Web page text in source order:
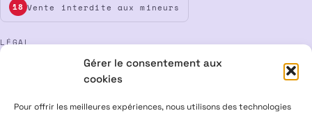
Gérer le consentement aux
cookies
Pour offrir les meilleures expériences, nous utilisons des technologies
18 Vente interdite aux mineurs
LÉGAL
CGV Confidentialité
Cookies